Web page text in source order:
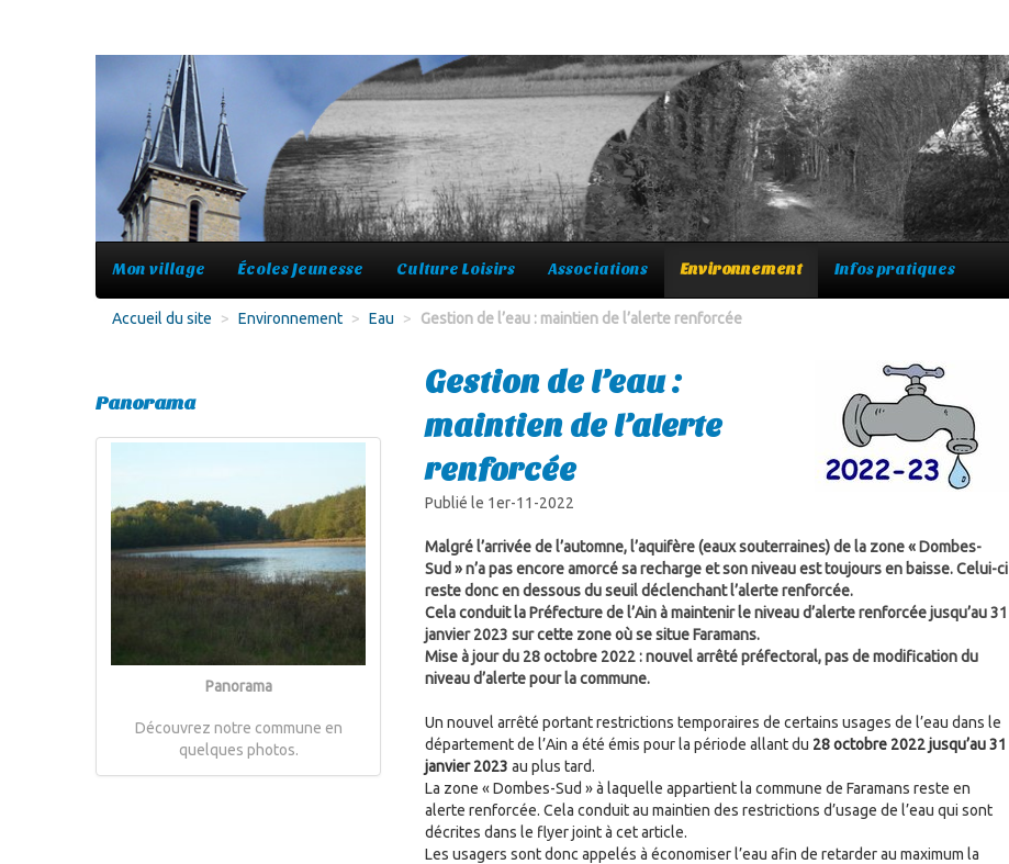
Mon village Écoles Jeunesse Culture Loisirs Associations Environnement Infos pratiques
Accueil du site > Environnement > Eau > Gestion de l’eau : maintien de l’alerte renforcée
Gestion de l’eau :
maintien de l’alerte
renforcée
Publié le 1er-11-2022
Malgré l’arrivée de l’automne, l’aquifère (eaux souterraines) de la zone « Dombes-
Sud » n’a pas encore amorcé sa recharge et son niveau est toujours en baisse. Celui-ci
reste donc en dessous du seuil déclenchant l’alerte renforcée.
Cela conduit la Préfecture de l’Ain à maintenir le niveau d’alerte renforcée jusqu’au 31
janvier 2023 sur cette zone où se situe Faramans.
Mise à jour du 28 octobre 2022 : nouvel arrêté préfectoral, pas de modification du
niveau d’alerte pour la commune.
Un nouvel arrêté portant restrictions temporaires de certains usages de l’eau dans le
département de l’Ain a été émis pour la période allant du 28 octobre 2022 jusqu’au 31
janvier 2023 au plus tard.
La zone « Dombes-Sud » à laquelle appartient la commune de Faramans reste en
alerte renforcée. Cela conduit au maintien des restrictions d’usage de l’eau qui sont
décrites dans le flyer joint à cet article.
Les usagers sont donc appelés à économiser l’eau afin de retarder au maximum la
Panorama
Panorama
Découvrez notre commune en
quelques photos.